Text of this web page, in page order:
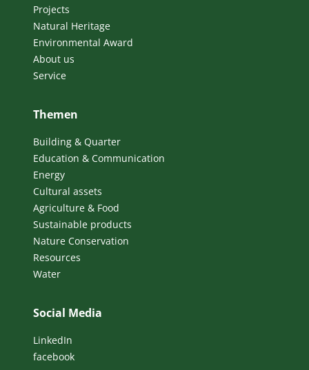
Projects
Natural Heritage
Environmental Award
About us
Service
Themen
Building & Quarter
Education & Communication
Energy
Cultural assets
Agriculture & Food
Sustainable products
Nature Conservation
Resources
Water
Social Media
LinkedIn
facebook